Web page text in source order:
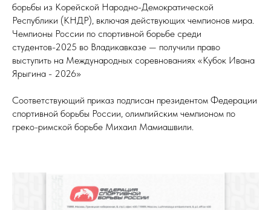
борьбы из Корейской Народно-Демократической
Республики (КНДР), включая действующих чемпионов мира.
Чемпионы России по спортивной борьбе среди
студентов-2025 во Владикавказе — получили право
выступить на Международных соревнованиях «Кубок Ивана
Ярыгина - 2026»
Соответствующий приказ подписан президентом Федерации
спортивной борьбы России, олимпийским чемпионом по
греко-римской борьбе Михаил Мамиашвили.